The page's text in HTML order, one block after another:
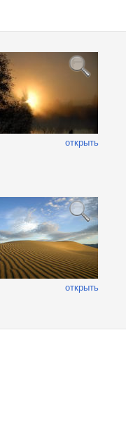
открыть
открыть